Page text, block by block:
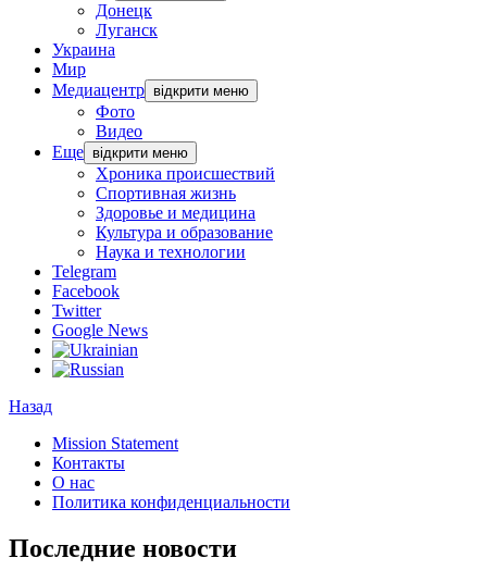
Донецк
Луганск
Украина
Мир
Медиацентр відкрити меню
Фото
Видео
Еще відкрити меню
Хроника происшествий
Спортивная жизнь
Здоровье и медицина
Культура и образование
Наука и технологии
Telegram
Facebook
Twitter
Google News
Назад
Mission Statement
Контакты
О нас
Политика конфиденциальности
Последние новости